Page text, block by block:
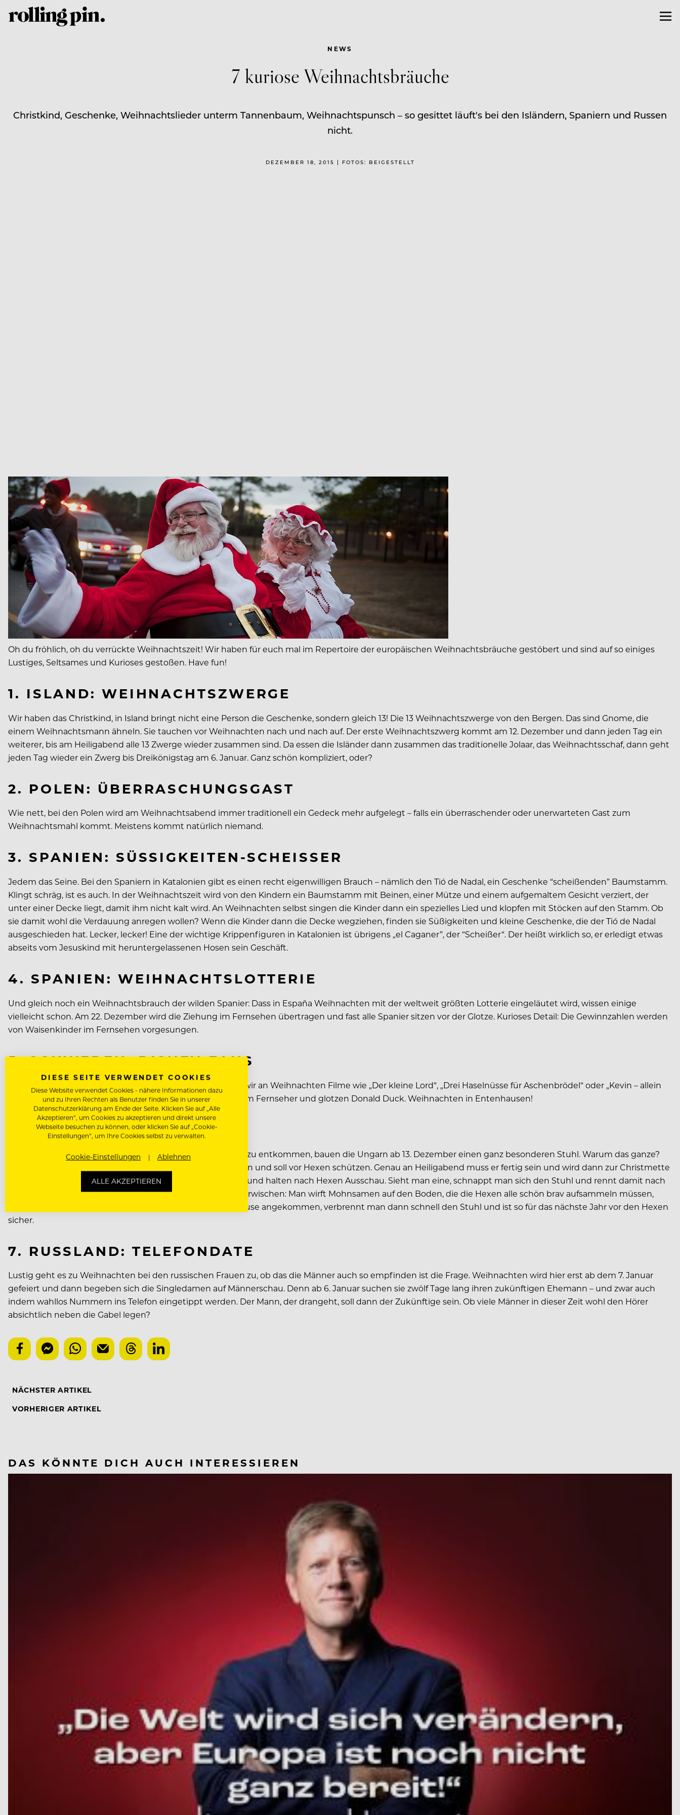
NEWS
7 kuriose Weihnachtsbräuche
Christkind, Geschenke, Weihnachtslieder unterm Tannenbaum, Weihnachtspunsch – so gesittet läuft's bei den Isländern, Spaniern und Russen
nicht.
DEZEMBER 18, 2015 | FOTOS: BEIGESTELLT
Oh du fröhlich, oh du verrückte Weihnachtszeit! Wir haben für euch mal im Repertoire der europäischen Weihnachtsbräuche gestöbert und sind auf so einiges
Lustiges, Seltsames und Kurioses gestoßen. Have fun!
1. ISLAND: WEIHNACHTSZWERGE
Wir haben das Christkind, in Island bringt nicht eine Person die Geschenke, sondern gleich 13! Die 13 Weihnachtszwerge von den Bergen. Das sind Gnome, die
einem Weihnachtsmann ähneln. Sie tauchen vor Weihnachten nach und nach auf. Der erste Weihnachtszwerg kommt am 12. Dezember und dann jeden Tag ein
weiterer, bis am Heiligabend alle 13 Zwerge wieder zusammen sind. Da essen die Isländer dann zusammen das traditionelle Jolaar, das Weihnachtsschaf, dann geht
jeden Tag wieder ein Zwerg bis Dreikönigstag am 6. Januar. Ganz schön kompliziert, oder?
2. POLEN: ÜBERRASCHUNGSGAST
Wie nett, bei den Polen wird am Weihnachtsabend immer traditionell ein Gedeck mehr aufgelegt – falls ein überraschender oder unerwarteten Gast zum
Weihnachtsmahl kommt. Meistens kommt natürlich niemand.
3. SPANIEN: SÜSSIGKEITEN-SCHEISSER
Jedem das Seine. Bei den Spaniern in Katalonien gibt es einen recht eigenwilligen Brauch – nämlich den Tió de Nadal, ein Geschenke “scheißenden” Baumstamm.
Klingt schräg, ist es auch. In der Weihnachtszeit wird von den Kindern ein Baumstamm mit Beinen, einer Mütze und einem aufgemaltem Gesicht verziert, der
unter einer Decke liegt, damit ihm nicht kalt wird. An Weihnachten selbst singen die Kinder dann ein spezielles Lied und klopfen mit Stöcken auf den Stamm. Ob
sie damit wohl die Verdauung anregen wollen? Wenn die Kinder dann die Decke wegziehen, finden sie Süßigkeiten und kleine Geschenke, die der Tió de Nadal
ausgeschieden hat. Lecker, lecker! Eine der wichtige Krippenfiguren in Katalonien ist übrigens „el Caganer”, der “Scheißer“. Der heißt wirklich so, er erledigt etwas
abseits vom Jesuskind mit heruntergelassenen Hosen sein Geschäft.
4. SPANIEN: WEIHNACHTSLOTTERIE
Und gleich noch ein Weihnachtsbrauch der wilden Spanier: Dass in España Weihnachten mit der weltweit größten Lotterie eingeläutet wird, wissen einige
vielleicht schon. Am 22. Dezember wird die Ziehung im Fernsehen übertragen und fast alle Spanier sitzen vor der Glotze. Kurioses Detail: Die Gewinnzahlen werden
von Waisenkinder im Fernsehen vorgesungen.
5. SCHWEDEN: DISNEY-FANS
Die Schweden sind schon ein lustiges Völkchen, während wir an Weihnachten Filme wie „Der kleine Lord“, „Drei Haselnüsse für Aschenbrödel“ oder „Kevin – allein
zu Haus“ schauen, sitzen in Schweden Jung und Alt vor dem Fernseher und glotzen Donald Duck. Weihnachten in Entenhausen!
6. UNGARN: HEXEN-STUHL
In Ungarn gibt es sie anscheinend noch: Hexen. Um ihnen zu entkommen, bauen die Ungarn ab 13. Dezember einen ganz besonderen Stuhl. Warum das ganze?
Der Luca-Stuhl besteht aus sieben verschiedenen Holzarten und soll vor Hexen schützen. Genau an Heiligabend muss er fertig sein und wird dann zur Christmette
mitgenommen. Dort stellen sich die Ungarn auf den Stuhl und halten nach Hexen Ausschau. Sieht man eine, schnappt man sich den Stuhl und rennt damit nach
Hause. Ein besonderer Trick, damit die Hexen einen nicht erwischen: Man wirft Mohnsamen auf den Boden, die die Hexen alle schön brav aufsammeln müssen,
bevor sie die Verfolgung wieder aufnehmen können. Zuhause angekommen, verbrennt man dann schnell den Stuhl und ist so für das nächste Jahr vor den Hexen
sicher.
7. RUSSLAND: TELEFONDATE
Lustig geht es zu Weihnachten bei den russischen Frauen zu, ob das die Männer auch so empfinden ist die Frage. Weihnachten wird hier erst ab dem 7. Januar
gefeiert und dann begeben sich die Singledamen auf Männerschau. Denn ab 6. Januar suchen sie zwölf Tage lang ihren zukünftigen Ehemann – und zwar auch
indem wahllos Nummern ins Telefon eingetippt werden. Der Mann, der drangeht, soll dann der Zukünftige sein. Ob viele Männer in dieser Zeit wohl den Hörer
absichtlich neben die Gabel legen?
NÄCHSTER ARTIKEL
VORHERIGER ARTIKEL
DAS KÖNNTE DICH AUCH INTERESSIEREN
DIESE SEITE VERWENDET COOKIES
Diese Website verwendet Cookies - nähere Informationen dazu
und zu Ihren Rechten als Benutzer finden Sie in unserer
Datenschutzerklärung am Ende der Seite. Klicken Sie auf „Alle
Akzeptieren“, um Cookies zu akzeptieren und direkt unsere
Webseite besuchen zu können, oder klicken Sie auf „Cookie-
Einstellungen“, um Ihre Cookies selbst zu verwalten.
Cookie-Einstellungen Ablehnen
ALLE AKZEPTIEREN